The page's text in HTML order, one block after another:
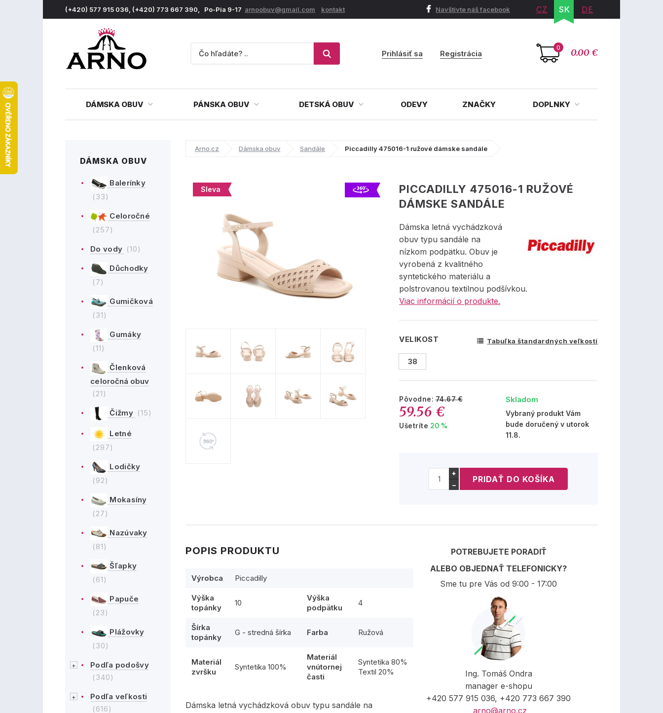
(+420) 577 915 036, (+420) 773 667 390, Po-Pia 9-17 arnoobuv@gmail.com kontakt Navštívte náš facebook CZ SK DE
0 0.00 €
Prihlásiť sa Registrácia
DÁMSKA OBUV PÁNSKA OBUV DETSKÁ OBUV ODEVY ZNAČKY DOPLNKY
DÁMSKA OBUV
Balerínky
(33)
Celoročné
(257)
Do vody (10)
Důchodky
(7)
Gumičková
(31)
Gumáky
(11)
Členková
celoročná obuv
(21)
Čižmy (15)
Letné
(297)
Lodičky
(92)
Mokasíny
(27)
Nazúvaky
(81)
Šľapky
(61)
Papuče
(23)
Plážovky
(30)
Podľa podošvy
(340)
Podľa veľkosti
(616)
Arno.cz Dámska obuv Sandále Piccadilly 475016-1 ružové dámske sandále
Sleva
PICCADILLY 475016-1 RUŽOVÉ
DÁMSKE SANDÁLE
Dámska letná vychádzková
obuv typu sandále na
nízkom podpätku. Obuv je
vyrobená z kvalitného
syntetického materiálu a
polstrovanou textilnou podšívkou.
Viac informácií o produkte.
VELIKOST Tabuľka štandardných veľkostí
38
Pôvodne:74.67 €
59.56 €
Ušetríte 20 %
Skladom
Vybraný produkt Vám
bude doručený v utorok
11.8.
+
−
POPIS PRODUKTU
Výrobca Piccadilly
Výška
topánky
10
Výška
podpätku
4
Šírka
topánky
G - stredná šírka Farba Ružová
Materiál
zvršku
Syntetika 100%
Materiál
vnútornej
časti
Syntetika 80%
Textil 20%
Dámska letná vychádzková obuv typu sandále na
POTREBUJETE PORADIŤ
ALEBO OBJEDNAŤ TELEFONICKY?
Sme tu pre Vás od 9:00 - 17:00
Ing. Tomáš Ondra
manager e-shopu
+420 577 915 036, +420 773 667 390
arno@arno.cz